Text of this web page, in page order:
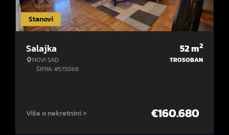
Stanovi
Salajka
NOVI SAD
ŠIFRA: #575068
52m2
TROSOBAN
Više o nekretnini > €160.680